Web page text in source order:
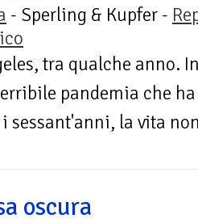
- Sperling & Kupfer -
tra qualche anno.
pandemia che
sessant'anni, la vita
oscura